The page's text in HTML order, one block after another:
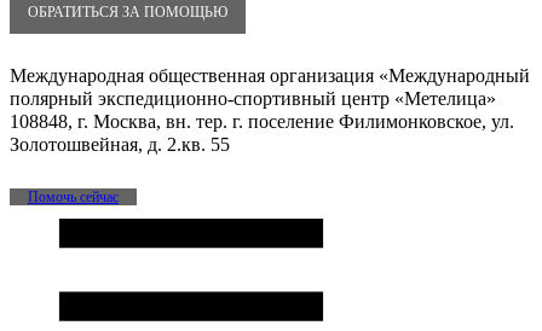
ОБРАТИТЬСЯ ЗА ПОМОЩЬЮ
Международная общественная организация «Международный
полярный экспедиционно-спортивный центр «Метелица»
108848, г. Москва, вн. тер. г. поселение Филимонковское, ул.
Золотошвейная, д. 2.кв. 55
Помочь сейчас